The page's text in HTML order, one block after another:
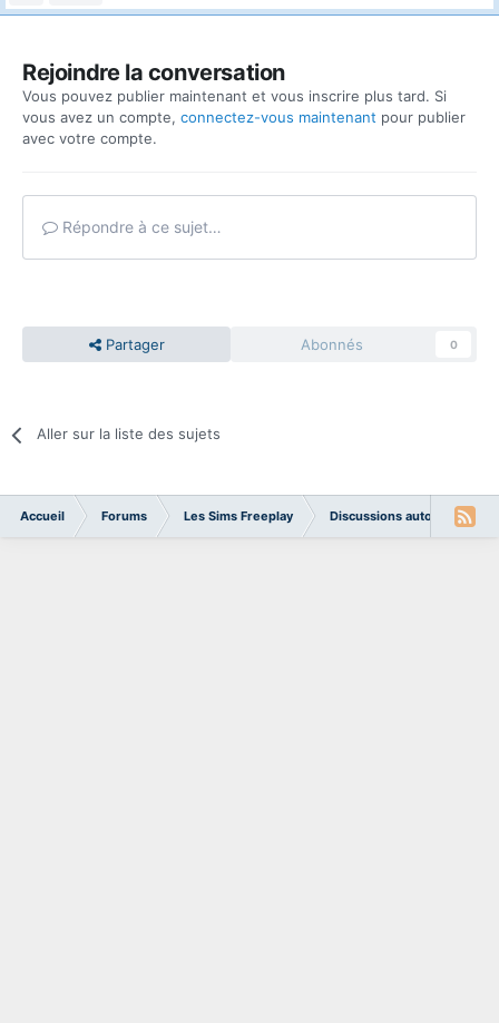
Rejoindre la conversation
Vous pouvez publier maintenant et vous inscrire plus tard. Si
vous avez un compte, connectez-vous maintenant pour publier
avec votre compte.
Répondre à ce sujet…
Partager Abonnés 0
Aller sur la liste des sujets
Accueil Forums Les Sims Freeplay Discussions autour du jeu